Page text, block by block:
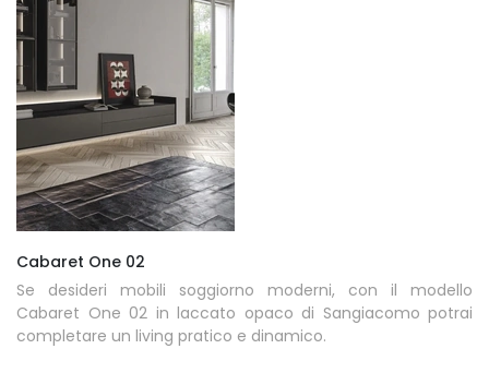
Cabaret One 02
Se desideri mobili soggiorno moderni, con il modello
Cabaret One 02 in laccato opaco di Sangiacomo potrai
completare un living pratico e dinamico.